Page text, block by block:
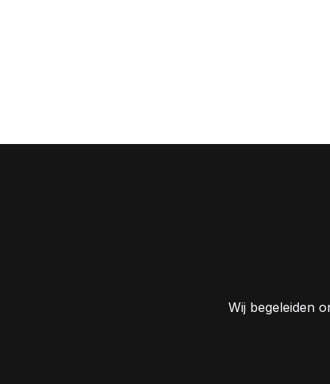
Wij begeleiden